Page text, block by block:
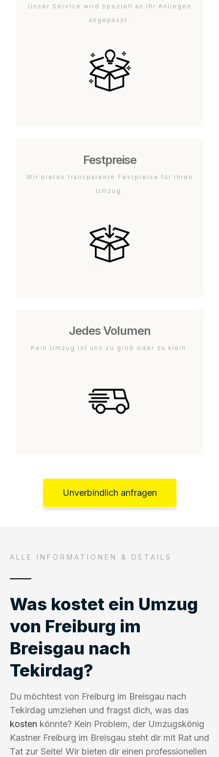
Unser Service wird speziell an Ihr Anliegen
angepasst.
Festpreise
Wir bieten transparente Festpreise für Ihren
Umzug.
Jedes Volumen
Kein Umzug ist uns zu groß oder zu klein.
Unverbindlich anfragen
ALLE INFORMATIONEN & DETAILS
Was kostet ein Umzug
von Freiburg im
Breisgau nach
Tekirdag?
Du möchtest von Freiburg im Breisgau nach
Tekirdag umziehen und fragst dich, was das
kosten könnte? Kein Problem, der Umzugskönig
Kastner Freiburg im Breisgau steht dir mit Rat und
Tat zur Seite! Wir bieten dir einen professionellen